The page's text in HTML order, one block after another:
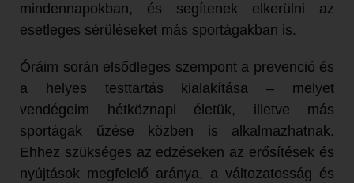
mindennapokban, és segítenek elkerülni az
esetleges sérüléseket más sportágakban is.
Óráim során elsődleges szempont a prevenció és
a helyes testtartás kialakítása – melyet
vendégeim hétköznapi életük, illetve más
sportágak űzése közben is alkalmazhatnak.
Ehhez szükséges az edzéseken az erősítések és
nyújtások megfelelő aránya, a változatosság és